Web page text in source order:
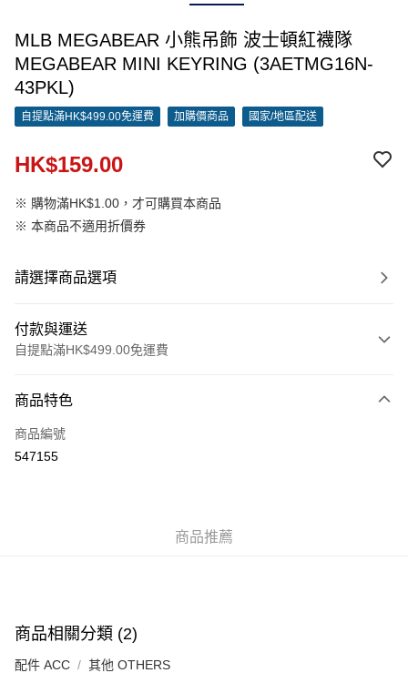
MLB MEGABEAR 小熊吊飾 波士頓紅襪隊
MEGABEAR MINI KEYRING (3AETMG16N-
43PKL)
自提點滿HK$499.00免運費 加購價商品 國家/地區配送
HK$159.00
※ 購物滿HK$1.00，才可購買本商品
※ 本商品不適用折價券
請選擇商品選項
付款與運送
自提點滿HK$499.00免運費
信用卡
Apple Pay
每筆HK$50.00，滿HK$499.00或以上免運費
商品特色
商品編號
547155
商品推薦
商品相關分類 (2)
配件 ACC 其他 OTHERS